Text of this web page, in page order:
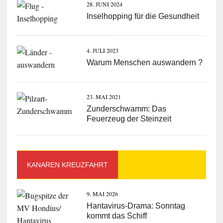
28. JUNI 2024
Inselhopping für die Gesundheit
4. JULI 2023
Warum Menschen auswandern ?
23. MAI 2021
Zunderschwamm: Das
Feuerzeug der Steinzeit
KANAREN KREUZFAHRT
9. MAI 2026
Hantavirus-Drama: Sonntag
kommt das Schiff